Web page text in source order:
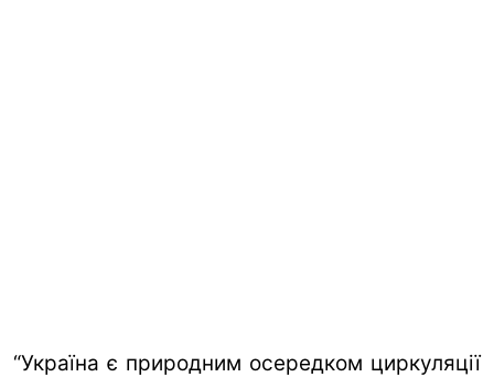
“Україна є природним осередком циркуляції